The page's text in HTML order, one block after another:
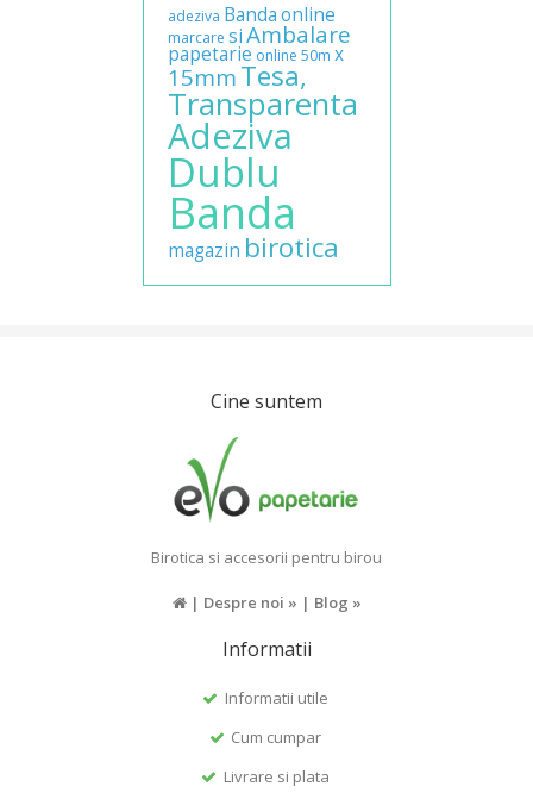
adeziva Bandaonline
marcare siAmbalare
papetarie online 50m x
15mmTesa,
Transparenta
Adeziva
Dublu
Banda
magazin birotica
Cine suntem
Birotica si accesorii pentru birou
| Despre noi » | Blog »
Informatii
Informatii utile
Cum cumpar
Livrare si plata